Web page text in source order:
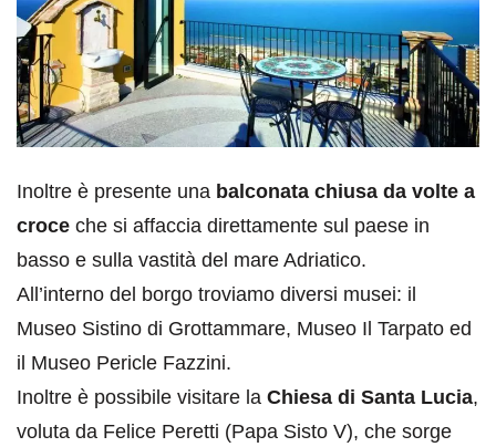
Inoltre è presente una balconata chiusa da volte a
croce che si affaccia direttamente sul paese in
basso e sulla vastità del mare Adriatico.
All’interno del borgo troviamo diversi musei: il
Museo Sistino di Grottammare, Museo Il Tarpato ed
il Museo Pericle Fazzini.
Inoltre è possibile visitare la Chiesa di Santa Lucia,
voluta da Felice Peretti (Papa Sisto V), che sorge